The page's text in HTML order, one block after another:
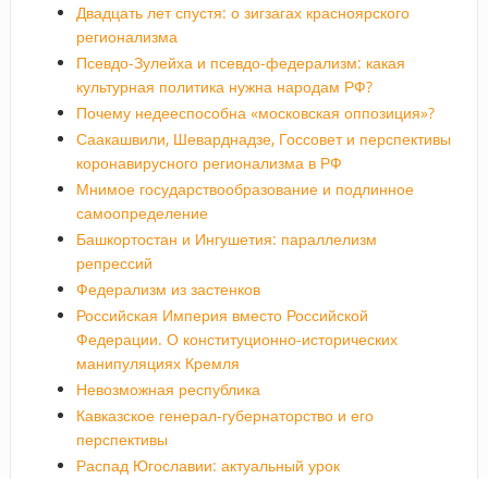
Двадцать лет спустя: о зигзагах красноярского
регионализма
Псевдо-Зулейха и псевдо-федерализм: какая
культурная политика нужна народам РФ?
Почему недееспособна «московская оппозиция»?
Саакашвили, Шеварднадзе, Госсовет и перспективы
коронавирусного регионализма в РФ
Мнимое государствообразование и подлинное
самоопределение
Башкортостан и Ингушетия: параллелизм
репрессий
Федерализм из застенков
Российская Империя вместо Российской
Федерации. О конституционно-исторических
манипуляциях Кремля
Невозможная республика
Кавказское генерал-губернаторство и его
перспективы
Распад Югославии: актуальный урок